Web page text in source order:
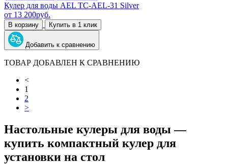
Кулер для воды AEL TC-AEL-31 Silver
от 13 200руб.
В корзину Купить в 1 клик
Добавить к сравнению
ТОВАР ДОБАВЛЕН К СРАВНЕНИЮ
<
1
2
>
Настольные кулеры для воды —
купить компактный кулер для
установки на стол